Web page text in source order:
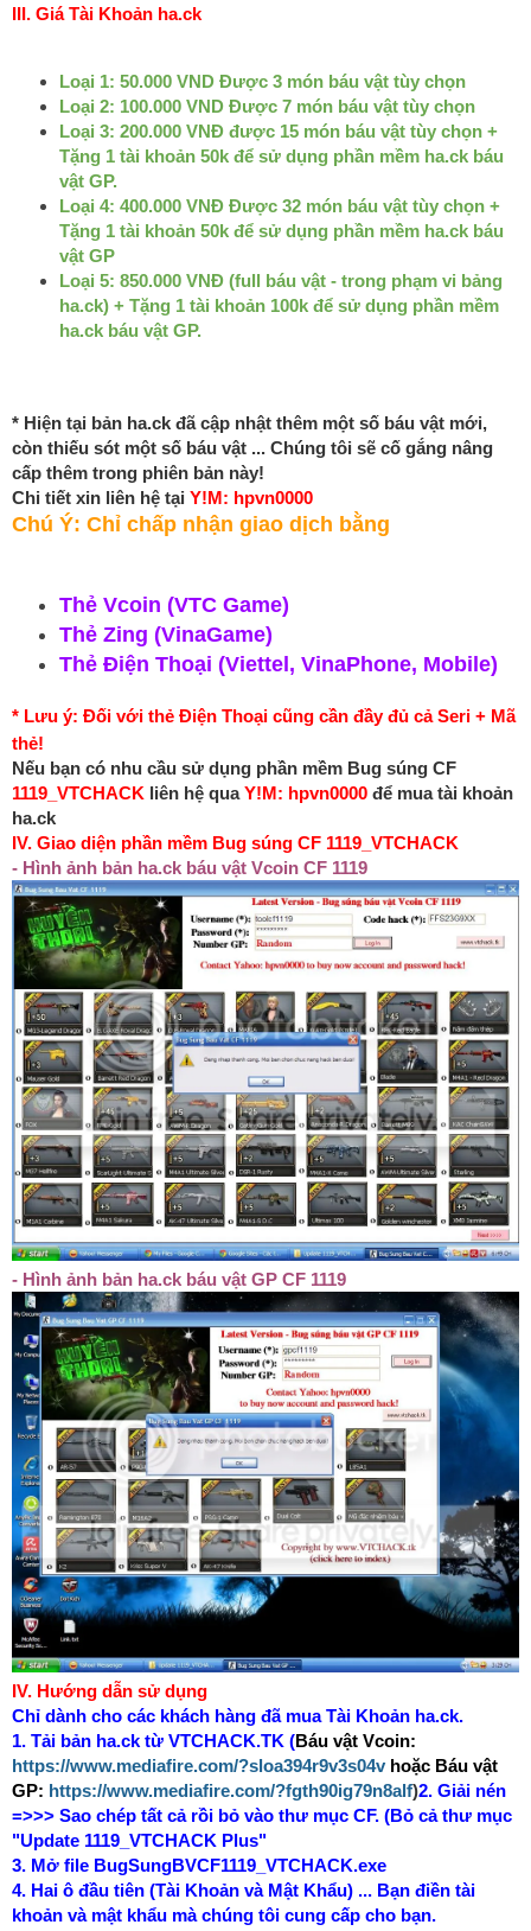
III. Giá Tài Khoản ha.ck
Loại 1: 50.000 VND Được 3 món báu vật tùy chọn
Loại 2: 100.000 VND Được 7 món báu vật tùy chọn
Loại 3: 200.000 VNĐ được 15 món báu vật tùy chọn +
Tặng 1 tài khoản 50k để sử dụng phần mềm ha.ck báu
vật GP.
Loại 4: 400.000 VNĐ Được 32 món báu vật tùy chọn +
Tặng 1 tài khoản 50k để sử dụng phần mềm ha.ck báu
vật GP
Loại 5: 850.000 VNĐ (full báu vật - trong phạm vi bảng
ha.ck) + Tặng 1 tài khoản 100k để sử dụng phần mềm
ha.ck báu vật GP.
* Hiện tại bản ha.ck đã cập nhật thêm một số báu vật mới,
còn thiếu sót một số báu vật ... Chúng tôi sẽ cố gắng nâng
cấp thêm trong phiên bản này!
Chi tiết xin liên hệ tại Y!M: hpvn0000
Chú Ý: Chỉ chấp nhận giao dịch bằng
Thẻ Vcoin (VTC Game)
Thẻ Zing (VinaGame)
Thẻ Điện Thoại (Viettel, VinaPhone, Mobile)
* Lưu ý: Đối với thẻ Điện Thoại cũng cần đầy đủ cả Seri + Mã
thẻ!
Nếu bạn có nhu cầu sử dụng phần mềm Bug súng CF
1119_VTCHACK liên hệ quaY!M: hpvn0000 để mua tài khoản
ha.ck
IV. Giao diện phần mềm Bug súng CF 1119_VTCHACK
- Hình ảnh bản ha.ck báu vật Vcoin CF 1119
- Hình ảnh bản ha.ck báu vật GP CF 1119
IV. Hướng dẫn sử dụng
Chỉ dành cho các khách hàng đã mua Tài Khoản ha.ck.
1. Tải bản ha.ck từ VTCHACK.TK (Báu vật Vcoin:
https://www.mediafire.com/?sloa394r9v3s04v hoặc Báu vật
GP: https://www.mediafire.com/?fgth90ig79n8alf)2. Giải nén
=>>> Sao chép tất cả rồi bỏ vào thư mục CF. (Bỏ cả thư mục
"Update 1119_VTCHACK Plus"
3. Mở file BugSungBVCF1119_VTCHACK.exe
4. Hai ô đầu tiên (Tài Khoản và Mật Khẩu) ... Bạn điền tài
khoản và mật khẩu mà chúng tôi cung cấp cho bạn.